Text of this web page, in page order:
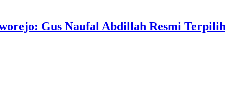
Gus Naufal Abdillah Resmi